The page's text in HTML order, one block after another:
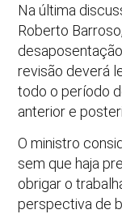
Na última
Roberto
revisão deverá
todo o período
anterior e
O ministro
sem que haja
obrigar o
perspectiva de